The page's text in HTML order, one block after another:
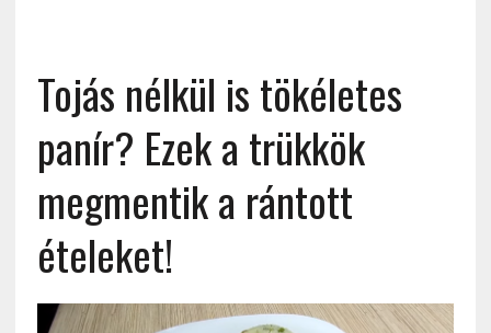
Tojás nélkül is tökéletes
panír? Ezek a trükkök
megmentik a rántott
ételeket!